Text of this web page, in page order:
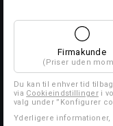
Firmakunde
(Priser uden
Du kan til enhver tid
via Cookieindstillingeri
valg under ”Konfigurer
Yderligere informationer,